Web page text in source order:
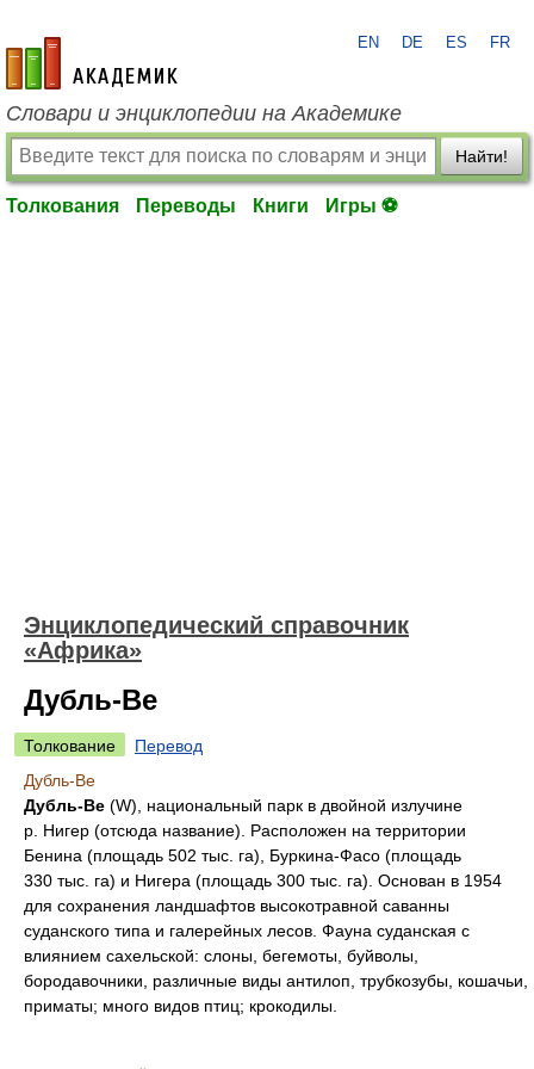
academic.ru
EN DE ES FR
Словари и энциклопедии на Академике
Найти!
Толкования Переводы Книги Игры ⚽
Энциклопедический справочник
«Африка»
Дубль-Ве
Толкование
Перевод
Дубль-Ве
Дубль-Ве (W), национальный парк в двойной излучине
р. Нигер (отсюда название). Расположен на территории
Бенина (площадь 502 тыс. га), Буркина-Фасо (площадь
330 тыс. га) и Нигера (площадь 300 тыс. га). Основан в 1954
для сохранения ландшафтов высокотравной саванны
суданского типа и галерейных лесов. Фауна суданская с
влиянием сахельской: слоны, бегемоты, буйволы,
бородавочники, различные виды антилоп, трубкозубы, кошачьи,
приматы; много видов птиц; крокодилы.